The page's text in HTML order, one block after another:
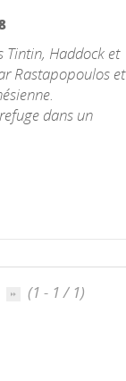
Tintin, Haddock et
Rastapopoulos et
dans un
(1 - 1 / 1)